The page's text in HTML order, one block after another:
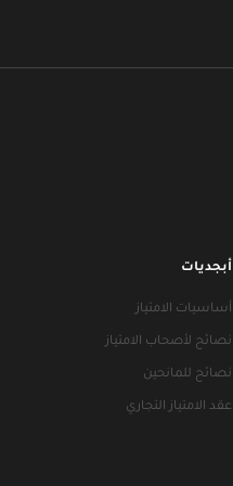
أبجديات
أساسيات الامتياز
نصائح لأصحاب الامتياز
نصائح للمانحين
عقد الامتياز التجاري